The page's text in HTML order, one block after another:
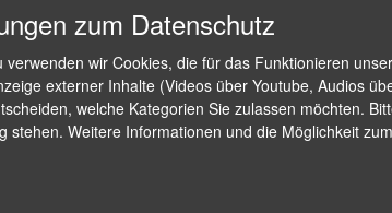
zum Datenschutz
wir Cookies, die für das Funktionieren
externer Inhalte (Videos über Youtube, Audios
welche Kategorien Sie zulassen möchten.
Weitere Informationen und die Möglichkeit